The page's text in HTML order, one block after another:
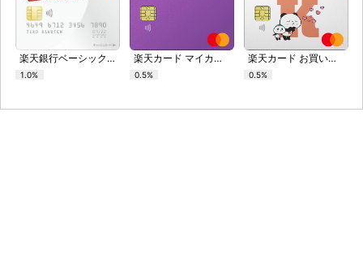
楽天銀行ベーシックデビットカード
1.0%
楽天カード マイカラーセレクション
0.5%
楽天カード お買いものパンダ アルファベットセレクション
0.5%